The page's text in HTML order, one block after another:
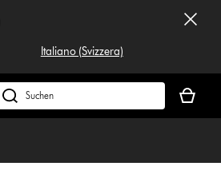
Italiano (Svizzera)
Dyson.ch
durchsuchen
ist